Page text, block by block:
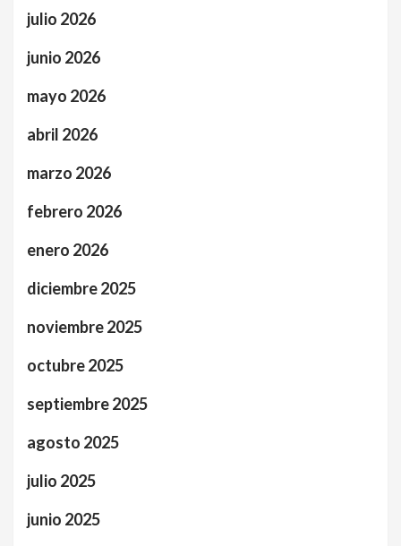
julio 2026
junio 2026
mayo 2026
abril 2026
marzo 2026
febrero 2026
enero 2026
diciembre 2025
noviembre 2025
octubre 2025
septiembre 2025
agosto 2025
julio 2025
junio 2025